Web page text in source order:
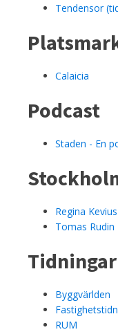
Tendensor
Calaicia
Podcast
Staden - En
Regina Kevius
Tomas Rudin
Tidningar
Byggvärlden
RUM